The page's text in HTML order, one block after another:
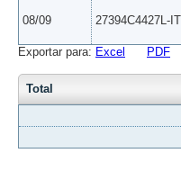
08/09 27394C4427L-
Exportar para: Excel PDF
Total